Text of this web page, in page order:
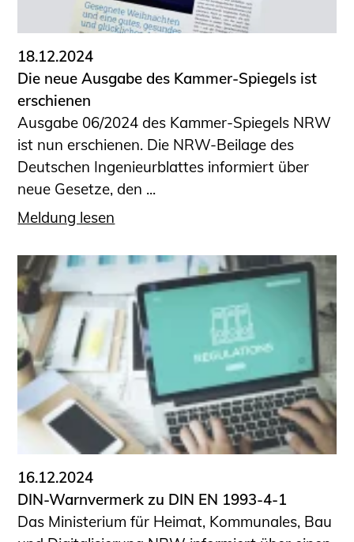
18.12.2024
Die neue Ausgabe des Kammer-Spiegels ist
erschienen
Ausgabe 06/2024 des Kammer-Spiegels NRW
ist nun erschienen. Die NRW-Beilage des
Deutschen Ingenieurblattes informiert über
neue Gesetze, den ...
Meldung lesen
16.12.2024
DIN-Warnvermerk zu DIN EN 1993-4-1
Das Ministerium für Heimat, Kommunales, Bau